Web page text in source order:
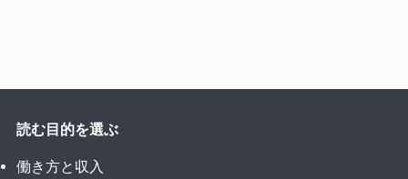
読む目的を選ぶ
働き方と収入